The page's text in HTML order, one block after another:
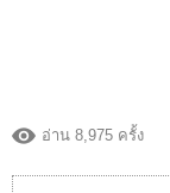
อ่าน 8,975 ครั้ง